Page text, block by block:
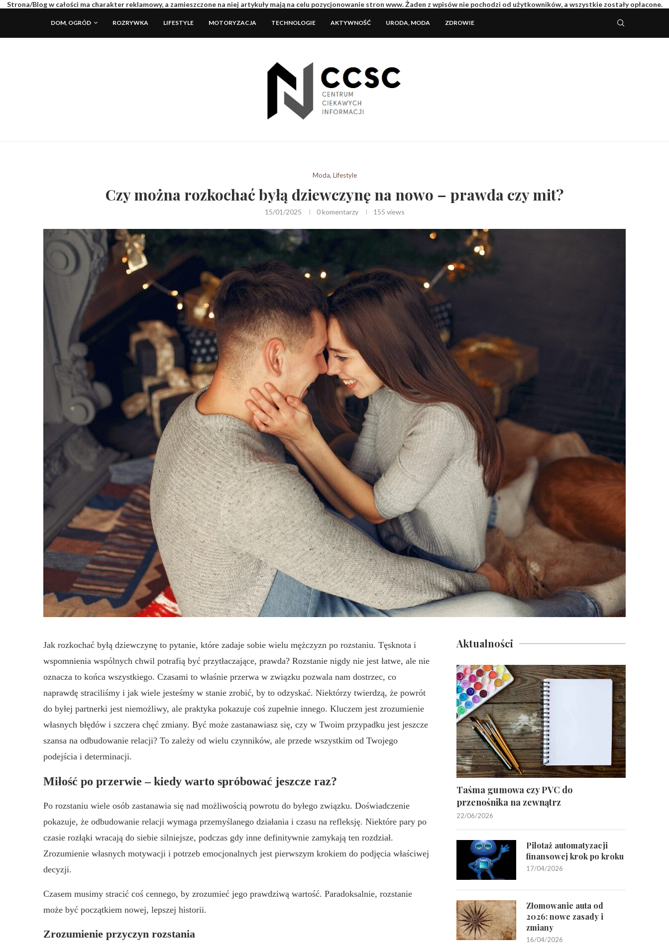
Strona/Blog w całości ma charakter reklamowy, a zamieszczone na niej artykuły mają na celu pozycjonowanie stron www. Żaden z wpisów nie pochodzi od użytkowników, a wszystkie zostały opłacone.
DOM, OGRÓD ROZRYWKA LIFESTYLE MOTORYZACJA TECHNOLOGIE AKTYWNOŚĆ URODA, MODA ZDROWIE
Moda, Lifestyle
Czy można rozkochać byłą dziewczynę na nowo – prawda czy mit?
15/01/2025 0 komentarzy 155 views
Jak rozkochać byłą dziewczynę to pytanie, które zadaje sobie wielu mężczyzn po rozstaniu. Tęsknota i
wspomnienia wspólnych chwil potrafią być przytłaczające, prawda? Rozstanie nigdy nie jest łatwe, ale nie
oznacza to końca wszystkiego. Czasami to właśnie przerwa w związku pozwala nam dostrzec, co
naprawdę straciliśmy i jak wiele jesteśmy w stanie zrobić, by to odzyskać. Niektórzy twierdzą, że powrót
do byłej partnerki jest niemożliwy, ale praktyka pokazuje coś zupełnie innego. Kluczem jest zrozumienie
własnych błędów i szczera chęć zmiany. Być może zastanawiasz się, czy w Twoim przypadku jest jeszcze
szansa na odbudowanie relacji? To zależy od wielu czynników, ale przede wszystkim od Twojego
podejścia i determinacji.
Miłość po przerwie – kiedy warto spróbować jeszcze raz?
Po rozstaniu wiele osób zastanawia się nad możliwością powrotu do byłego związku. Doświadczenie
pokazuje, że odbudowanie relacji wymaga przemyślanego działania i czasu na refleksję. Niektóre pary po
czasie rozłąki wracają do siebie silniejsze, podczas gdy inne definitywnie zamykają ten rozdział.
Zrozumienie własnych motywacji i potrzeb emocjonalnych jest pierwszym krokiem do podjęcia właściwej
decyzji.
Czasem musimy stracić coś cennego, by zrozumieć jego prawdziwą wartość. Paradoksalnie, rozstanie
może być początkiem nowej, lepszej historii.
Zrozumienie przyczyn rozstania
Aktualności
Taśma gumowa czy PVC do
przenośnika na zewnątrz
22/06/2026
Pilotaż automatyzacji
finansowej krok po kroku
17/04/2026
Złomowanie auta od
2026: nowe zasady i
zmiany
16/04/2026